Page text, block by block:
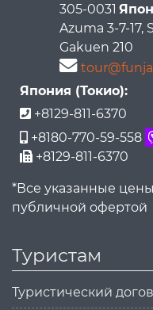
305-0031
Azuma 3-7-17,
Gakuen 210
Япония (Токио):
+8129-811-6370
+8180-770-59-558
+8129-811-6370
*Все указанные
публичной офертой
Туристам
Туристический